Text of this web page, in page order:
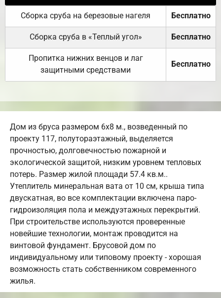
Сборка сруба на березовые нагеля Бесплатно
Сборка сруба в «Теплый угол» Бесплатно
Пропитка нижних венцов и лаг
защитными средствами
Бесплатно
Дом из бруса размером 6х8 м., возведенный по
проекту 117, полутораэтажный, выделяется
прочностью, долговечностью пожарной и
экологической защитой, низким уровнем тепловых
потерь. Размер жилой площади 57.4 кв.м..
Утеплитель минеральная вата от 10 см, крыша типа
двускатная, во все комплектации включена паро-
гидроизоляция пола и междуэтажных перекрытий.
При строительстве используются проверенные
новейшие технологии, монтаж проводится на
винтовой фундамент. Брусовой дом по
индивидуальному или типовому проекту - хорошая
возможность стать собственником современного
жилья.